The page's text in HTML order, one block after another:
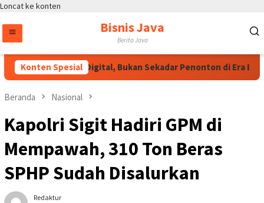
Loncat ke konten
Bisnis Java
Berita Java
Konten Spesial
Talenta Digital, Bukan Sekadar Penonton di Era E-Sports
Beranda Nasional
Kapolri Sigit Hadiri GPM di
Mempawah, 310 Ton Beras
SPHP Sudah Disalurkan
Redaktur